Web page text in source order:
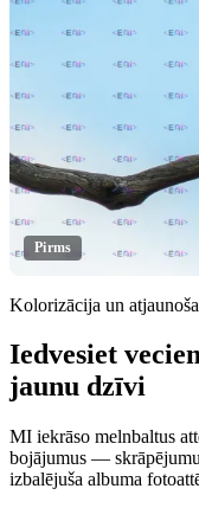
Klikšķini, lai atklātu
Pirms
Kolorizācija un
Iedvesiet
jaunu dzīvi
MI iekrāso melnbaltus
bojājumus —
izbalējuša albuma